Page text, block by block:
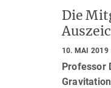
Die
10. MAI 2019
Professor